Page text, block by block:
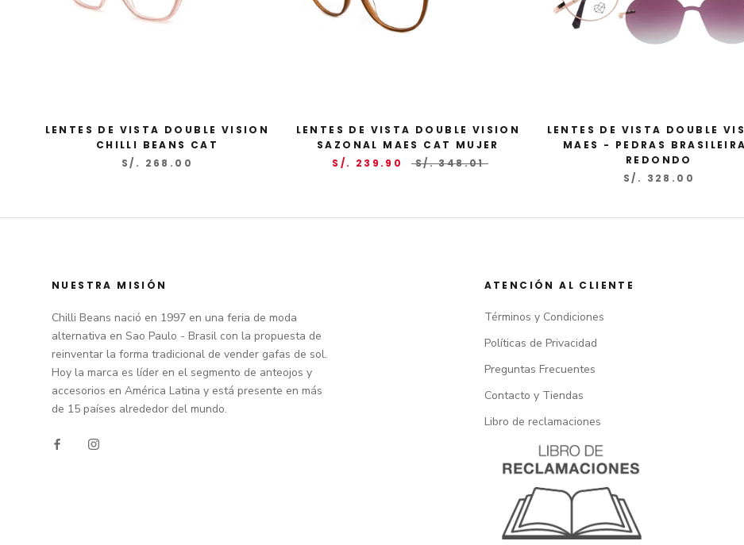
LENTES DE VISTA DOUBLE VISION
CHILLI BEANS CAT
S/. 268.00
LENTES DE VISTA DOUBLE VISION
SAZONAL MAES CAT MUJER
S/. 239.90
S/. 348.01
LENTES DE VISTA DOUBLE
MAES - PEDRAS
REDONDO
S/. 328.00
NUESTRA MISIÓN
Chilli Beans nació en 1997 en una feria de moda
alternativa en Sao Paulo - Brasil con la propuesta de
reinventar la forma tradicional de vender gafas de sol.
Hoy la marca es líder en el segmento de anteojos y
accesorios en América Latina y está presente en más
de 15 países alrededor del mundo.
ATENCIÓN AL CLIENTE
Términos y Condiciones
Políticas de Privacidad
Preguntas Frecuentes
Contacto y Tiendas
Libro de reclamaciones
Obtén 15% OFF
adicional
beneficios exclusivos
Con el registro. aceptas recibir comunicaciones por